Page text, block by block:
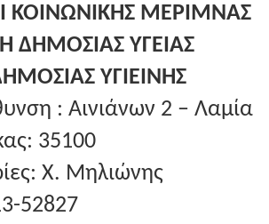
ΚΟΙΝΩΝΙΚΗΣ ΜΕΡΙΜΝΑΣ
ΔΗΜΟΣΙΑΣ ΥΓΕΙΑΣ
ΥΓΙΕΙΝΗΣ
: Αινιάνων 2 – Λαμία
35100
Χ. Μηλιώνης
52827